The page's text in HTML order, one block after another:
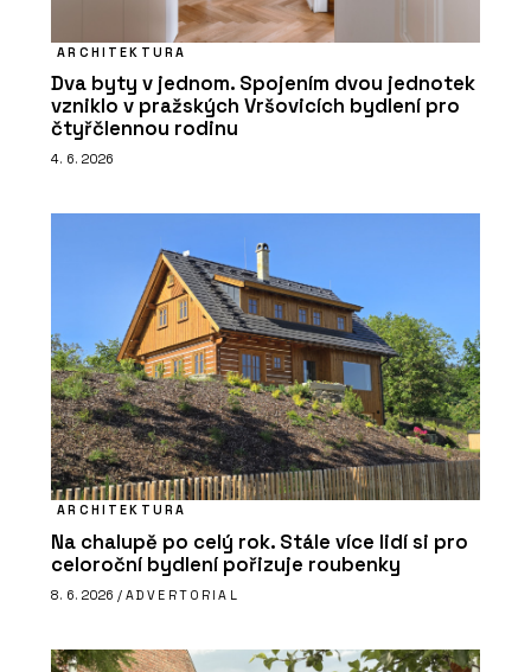
ARCHITEKTURA
Dva byty v jednom. Spojením dvou jednotek
vzniklo v pražských Vršovicích bydlení pro
čtyřčlennou rodinu
4. 6. 2026
ARCHITEKTURA
Na chalupě po celý rok. Stále více lidí si pro
celoroční bydlení pořizuje roubenky
8. 6. 2026 / ADVERTORIAL